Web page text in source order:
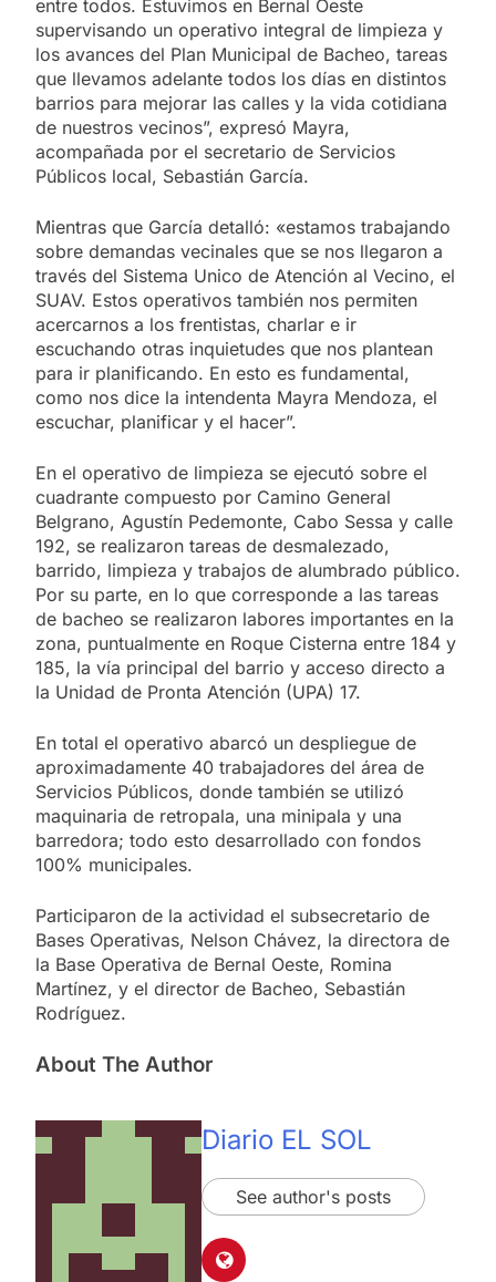
entre todos. Estuvimos en Bernal Oeste
supervisando un operativo integral de limpieza y
los avances del Plan Municipal de Bacheo, tareas
que llevamos adelante todos los días en distintos
barrios para mejorar las calles y la vida cotidiana
de nuestros vecinos”, expresó Mayra,
acompañada por el secretario de Servicios
Públicos local, Sebastián García.
Mientras que García detalló: «estamos trabajando
sobre demandas vecinales que se nos llegaron a
través del Sistema Unico de Atención al Vecino, el
SUAV. Estos operativos también nos permiten
acercarnos a los frentistas, charlar e ir
escuchando otras inquietudes que nos plantean
para ir planificando. En esto es fundamental,
como nos dice la intendenta Mayra Mendoza, el
escuchar, planificar y el hacer”.
En el operativo de limpieza se ejecutó sobre el
cuadrante compuesto por Camino General
Belgrano, Agustín Pedemonte, Cabo Sessa y calle
192, se realizaron tareas de desmalezado,
barrido, limpieza y trabajos de alumbrado público.
Por su parte, en lo que corresponde a las tareas
de bacheo se realizaron labores importantes en la
zona, puntualmente en Roque Cisterna entre 184 y
185, la vía principal del barrio y acceso directo a
la Unidad de Pronta Atención (UPA) 17.
En total el operativo abarcó un despliegue de
aproximadamente 40 trabajadores del área de
Servicios Públicos, donde también se utilizó
maquinaria de retropala, una minipala y una
barredora; todo esto desarrollado con fondos
100% municipales.
Participaron de la actividad el subsecretario de
Bases Operativas, Nelson Chávez, la directora de
la Base Operativa de Bernal Oeste, Romina
Martínez, y el director de Bacheo, Sebastián
Rodríguez.
About The Author
Diario EL SOL
See author's posts